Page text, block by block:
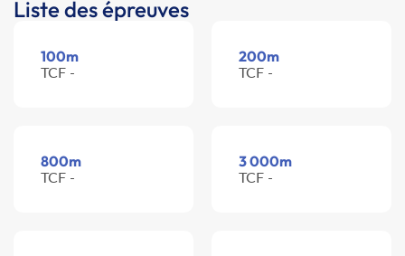
Liste des épreuves
100m
TCF -
200m
TCF -
800m
TCF -
3 000m
TCF -